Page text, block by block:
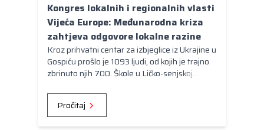
Kongres lokalnih i regionalnih vlasti
Vijeća Europe: Međunarodna kriza
zahtjeva odgovore lokalne razine
Kroz prihvatni centar za izbjeglice iz Ukrajine u
Gospiću prošlo je 1093 ljudi, od kojih je trajno
zbrinuto njih 700. Škole u Ličko-senjskoj
zaposlenih Ukrajinaca je 52, odnosno stotinjak
za vrijeme sezone.
Pročitaj